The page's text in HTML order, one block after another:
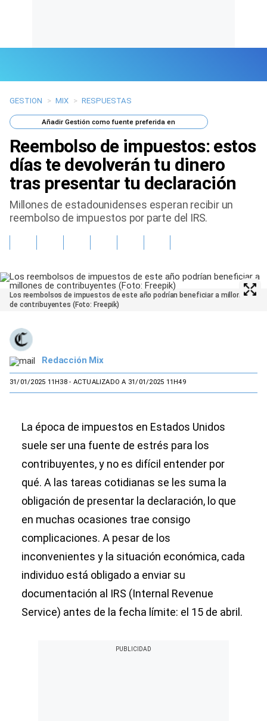
Últimas Noticias
Mi Bolsillo
Respuestas
Gente
Vida Laboral
GESTION > MIX > RESPUESTAS
AñadirGestión como fuente preferida en
Reembolso de impuestos: estos
días te devolverán tu dinero
tras presentar tu declaración
Millones de estadounidenses esperan recibir un
reembolso de impuestos por parte del IRS.
Los reembolsos de impuestos de este año podrían beneficiar a millones
de contribuyentes (Foto: Freepik)
Redacción Mix
31/01/2025 11H38- ACTUALIZADO A 31/01/2025 11H49
La época de impuestos en Estados Unidos
suele ser una fuente de estrés para los
contribuyentes, y no es difícil entender por
qué. A las tareas cotidianas se les suma la
obligación de presentar la declaración, lo que
en muchas ocasiones trae consigo
complicaciones. A pesar de los
inconvenientes y la situación económica, cada
individuo está obligado a enviar su
documentación al IRS (Internal Revenue
Service) antes de la fecha límite: el 15 de abril.